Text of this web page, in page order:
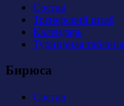
Состав
Тренерский штаб
Календарь
Турнирная таблица
Бирюса
Состав